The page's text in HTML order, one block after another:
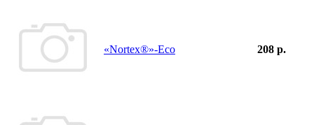
«Nortex®»-Eco 208 р.